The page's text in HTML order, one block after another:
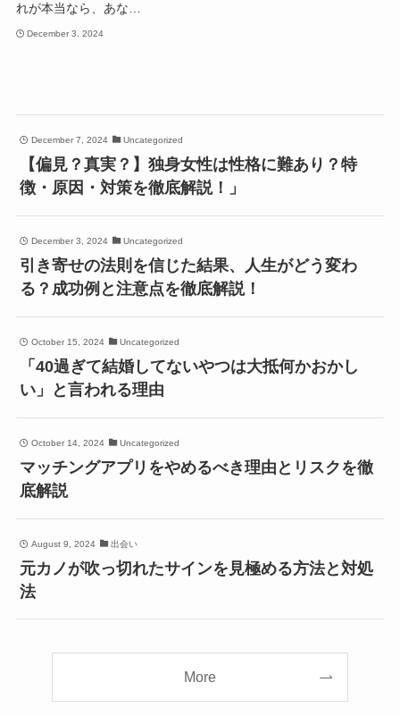
れが本当なら、あな…
December 3, 2024
December 7, 2024 Uncategorized
【偏見？真実？】独身女性は性格に難あり？特
徴・原因・対策を徹底解説！」
December 3, 2024 Uncategorized
引き寄せの法則を信じた結果、人生がどう変わ
る？成功例と注意点を徹底解説！
October 15, 2024 Uncategorized
「40過ぎて結婚してないやつは大抵何かおかし
い」と言われる理由
October 14, 2024 Uncategorized
マッチングアプリをやめるべき理由とリスクを徹
底解説
August 9, 2024 出会い
元カノが吹っ切れたサインを見極める方法と対処
法
More